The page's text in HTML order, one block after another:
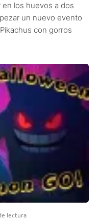
los huevos a dos
un nuevo evento
con gorros
lectura